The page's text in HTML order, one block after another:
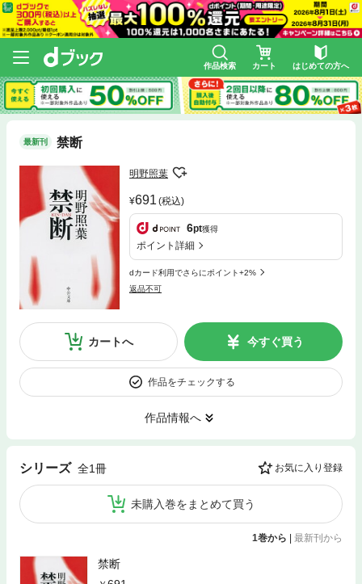
作品検索 カート はじめての方へ
最新刊 禁断
明野照葉
691 (税込)
6pt獲得
ポイント詳細
dカード利用でさらにポイント+2%
返品不可
カートへ 今すぐ買う
作品をチェックする
作品情報へ
シリーズ 全1冊 お気に入り登録
未購入巻をまとめて買う
1巻から | 最新刊から
禁断